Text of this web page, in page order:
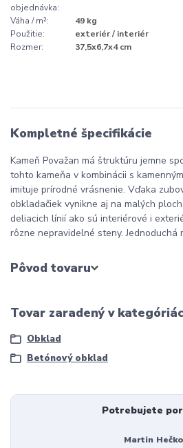
objednávka:
Váha / m²:
49 kg
Použitie:
exteriér / interiér
Rozmer:
37,5x6,7x4 cm
Kompletné špecifikácie
Kameň Považan má štruktúru jemne
tohto kameňa v kombinácii s
imituje prírodné vrásnenie. Vďaka
obkladačiek vynikne aj na malých
deliacich línií ako sú interiérové i
rôzne nepravidelné steny. Jednoduchá
Pôvod tovaru
Tovar zaradený v
Obklad
Betónový obklad
Potrebujete
Martin Hečko